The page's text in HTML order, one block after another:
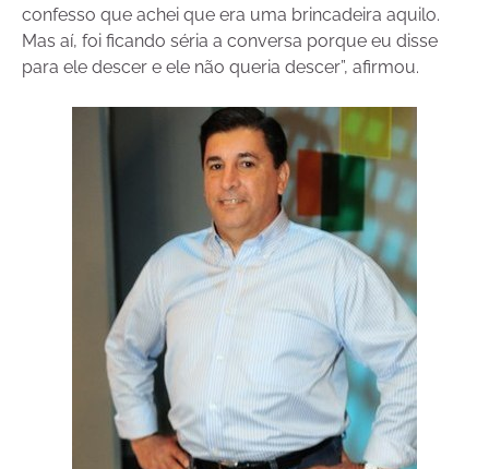
confesso que achei que era uma brincadeira aquilo.
Mas aí, foi ficando séria a conversa porque eu disse
para ele descer e ele não queria descer”, afirmou.